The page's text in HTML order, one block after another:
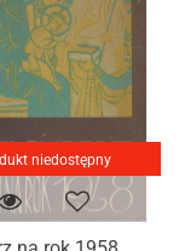
niedostępny